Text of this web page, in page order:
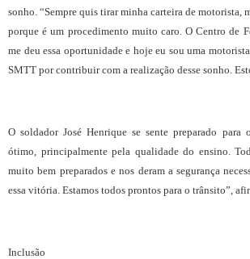
sonho. “Sempre quis tirar minha carteira de motorista,
porque é um procedimento muito caro. O Centro de
me deu essa oportunidade e hoje eu sou uma
SMTT por contribuir com a realização desse sonho.
O soldador José Henrique se sente preparado
ótimo, principalmente pela qualidade do ensino.
muito bem preparados e nos deram a segurança
essa vitória. Estamos todos prontos para o trânsito”,
Inclusão